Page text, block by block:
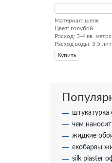
Материал: шелк
Цвет: голубой
Расход: 3-4 кв. метра
Расход воды: 3,5
Купить
штукатурка
чем
жидкие
екобарвы
silk plaster